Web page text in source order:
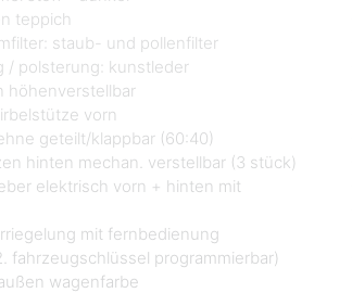
teppich
staub- und pollenfilter
/ polsterung: kunstleder
höhenverstellbar
vorn
geteilt/klappbar (60:40)
hinten mechan. verstellbar (3 stück)
elektrisch vorn + hinten mit
mit fernbedienung
fahrzeugschlüssel programmierbar)
wagenfarbe